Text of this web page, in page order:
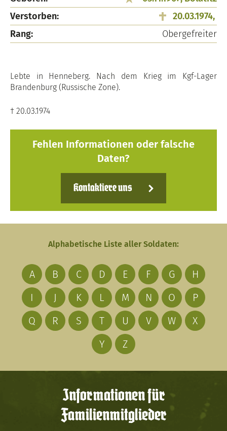
Verstorben:
20.03.1974,
Rang:
Obergefreiter
Lebte in Henneberg. Nach dem Krieg im Kgf-Lager
Brandenburg (Russische Zone).
† 20.03.1974
Fehlen Informationen oder falsche
Daten?
Kontaktiere uns
Alphabetische Liste aller Soldaten:
A B C D E F G
H
I
J K L M N O
P
Q
R S T U V W
X
Y
Z
Informationen für
Familienmitglieder